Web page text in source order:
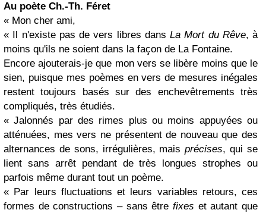
Au poète Ch.-Th. Féret
« Mon cher ami,
« Il n'existe pas de vers libres dans La Mort du Rêve, à
moins qu'ils ne soient dans la façon de La Fontaine.
Encore ajouterais-je que mon vers se libère moins que le
sien, puisque mes poèmes en vers de mesures inégales
restent toujours basés sur des enchevêtrements très
compliqués, très étudiés.
« Jalonnés par des rimes plus ou moins appuyées ou
atténuées, mes vers ne présentent de nouveau que des
alternances de sons, irrégulières, maisprécises, qui se
lient sans arrêt pendant de très longues strophes ou
parfois même durant tout un poème.
« Par leurs fluctuations et leurs variables retours, ces
formes de constructions – sans être fixes et autant que